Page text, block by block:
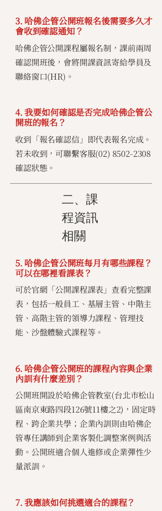
3. 哈佛企管公開班報名後需要多久才
會收到確認通知？
哈佛企管公開課程屬報名制，課前兩周
確認開班後，會將開課資訊寄給學員及
聯絡窗口(HR)。
4. 我要如何確認是否完成哈佛企管公
開班的報名？
收到「報名確認信」即代表報名完成。
若未收到，可聯繫客服(02) 8502-2308
確認狀態。
二、課
程資訊
相關
5. 哈佛企管公開班每月有哪些課程？
可以在哪裡看課表？
可於官網「公開課程課表」查看完整課
表，包括一般員工、基層主管、中階主
管、高階主管的領導力課程、管理技
能、沙盤體驗式課程等。
6. 哈佛企管公開班的課程內容與企業
內訓有什麼差別？
公開班開設於哈佛企管教室(台北市松山
區南京東路四段126號11樓之2)，固定時
程、跨企業共學；企業內訓則由哈佛企
管專任講師到企業客製化調整案例與活
動。公開班適合個人進修或企業彈性少
量派訓。
7. 我應該如何挑選適合的課程？